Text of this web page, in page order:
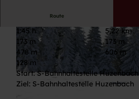
© Ulrike Klumpp, Nationalparkregion Schwarzwald - Baiersbronn
Route
1:45 h
5,22 km
173 m
173 m
478 m
606 m
128 m
Start: S-Bahnhaltestelle Huzenbach
Ziel: S-Bahnhaltestelle Huzenbach